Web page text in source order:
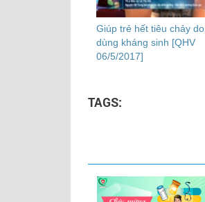
Giúp trẻ hết tiêu chảy do
dùng kháng sinh [QHV
06/5/2017]
TAGS: